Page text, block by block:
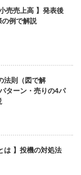
売売上高 】発表後
の例で解説
法則（図で解
ターン・売りの4パ
は 】投機の対処法